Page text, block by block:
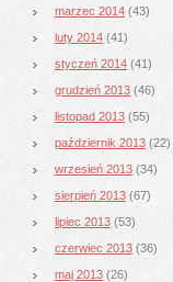
marzec 2014 (43)
luty 2014 (41)
styczeń 2014 (41)
grudzień 2013 (46)
listopad 2013 (55)
październik 2013 (22)
wrzesień 2013 (34)
sierpień 2013 (67)
lipiec 2013 (53)
czerwiec 2013 (36)
maj 2013 (26)